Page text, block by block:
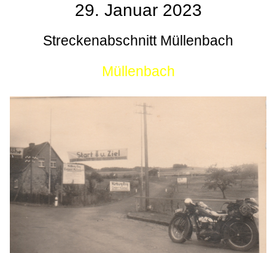
29. Januar 2023
Streckenabschnitt Müllenbach
Müllenbach